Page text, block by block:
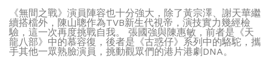
《無間之戰》演員陣容也十分強大，除了黃宗澤、謝天華繼
續搭檔外，陳山聰作為TVB新生代視帝，演技實力幾經檢
驗，這一次再度挑戰自我。 張國強與陳惠敏，前者是《天
龍八部》中的慕容復，後者是《古惑仔》系列中的駱駝，攜
手其他一眾熟臉演員，挑動觀眾們的港片港劇DNA。